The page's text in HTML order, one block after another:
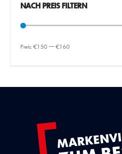
NACH PREIS FILTERN
Preis: €150 — €160